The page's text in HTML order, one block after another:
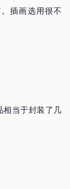
插画选用很不
当于封装了几